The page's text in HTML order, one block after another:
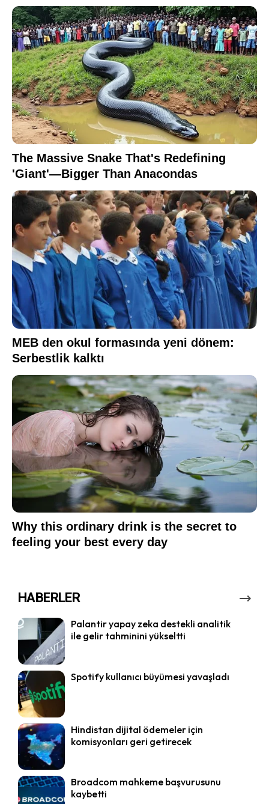
HABERLER
Palantir yapay zeka destekli analitik
ile gelir tahminini yükseltti
Spotify kullanıcı büyümesi yavaşladı
Hindistan dijital ödemeler için
komisyonları geri getirecek
Broadcom mahkeme başvurusunu
kaybetti